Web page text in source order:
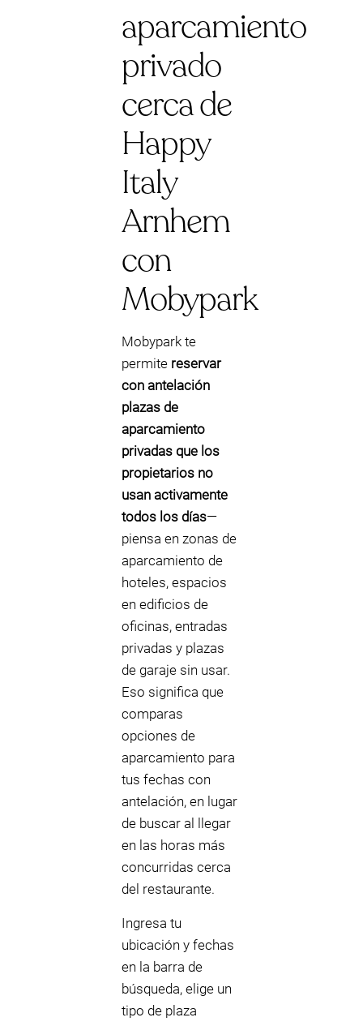
aparcamiento
privado
cerca de
Happy
Italy
Arnhem
con
Mobypark
Mobypark te
permite reservar
con antelación
plazas de
aparcamiento
privadas que los
propietarios no
usan activamente
todos los días—
piensa en zonas de
aparcamiento de
hoteles, espacios
en edificios de
oficinas, entradas
privadas y plazas
de garaje sin usar.
Eso significa que
comparas
opciones de
aparcamiento para
tus fechas con
antelación, en lugar
de buscar al llegar
en las horas más
concurridas cerca
del restaurante.
Ingresa tu
ubicación y fechas
en la barra de
búsqueda, elige un
tipo de plaza